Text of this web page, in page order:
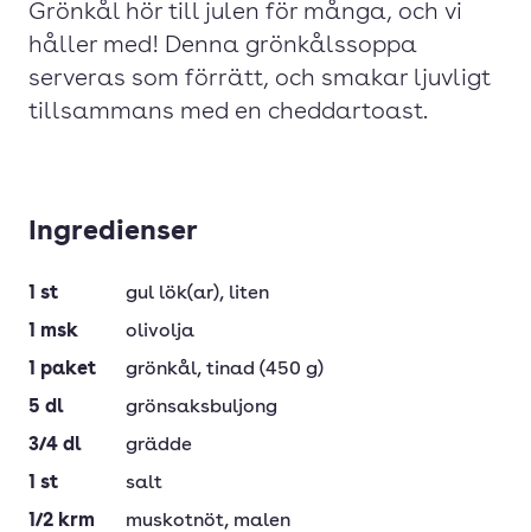
Grönkål hör till julen för många, och vi
håller med! Denna grönkålssoppa
serveras som förrätt, och smakar ljuvligt
tillsammans med en cheddartoast.
Ingredienser
1 st gul lök(ar), liten
1 msk
olivolja
1 paket grönkål, tinad (450 g)
5 dl
grönsaksbuljong
3/4 dl
grädde
1 st
salt
1/2 krm
muskotnöt, malen